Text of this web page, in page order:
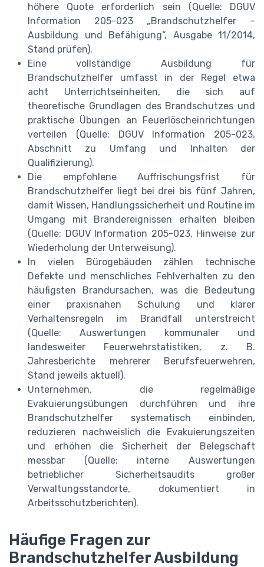
höhere Quote erforderlich sein (Quelle: DGUV
Information 205-023 „Brandschutzhelfer –
Ausbildung und Befähigung“, Ausgabe 11/2014,
Stand prüfen).
Eine vollständige Ausbildung für
Brandschutzhelfer umfasst in der Regel etwa
acht Unterrichtseinheiten, die sich auf
theoretische Grundlagen des Brandschutzes und
praktische Übungen an Feuerlöscheinrichtungen
verteilen (Quelle: DGUV Information 205-023,
Abschnitt zu Umfang und Inhalten der
Qualifizierung).
Die empfohlene Auffrischungsfrist für
Brandschutzhelfer liegt bei drei bis fünf Jahren,
damit Wissen, Handlungssicherheit und Routine im
Umgang mit Brandereignissen erhalten bleiben
(Quelle: DGUV Information 205-023, Hinweise zur
Wiederholung der Unterweisung).
In vielen Bürogebäuden zählen technische
Defekte und menschliches Fehlverhalten zu den
häufigsten Brandursachen, was die Bedeutung
einer praxisnahen Schulung und klarer
Verhaltensregeln im Brandfall unterstreicht
(Quelle: Auswertungen kommunaler und
landesweiter Feuerwehrstatistiken, z. B.
Jahresberichte mehrerer Berufsfeuerwehren,
Stand jeweils aktuell).
Unternehmen, die regelmäßige
Evakuierungsübungen durchführen und ihre
Brandschutzhelfer systematisch einbinden,
reduzieren nachweislich die Evakuierungszeiten
und erhöhen die Sicherheit der Belegschaft
messbar (Quelle: interne Auswertungen
betrieblicher Sicherheitsaudits großer
Verwaltungsstandorte, dokumentiert in
Arbeitsschutzberichten).
Häufige Fragen zur
Brandschutzhelfer Ausbildung